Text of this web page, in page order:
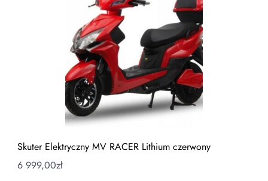
Skuter Elektryczny MV RACER Lithium czerwony
6 999,00zł